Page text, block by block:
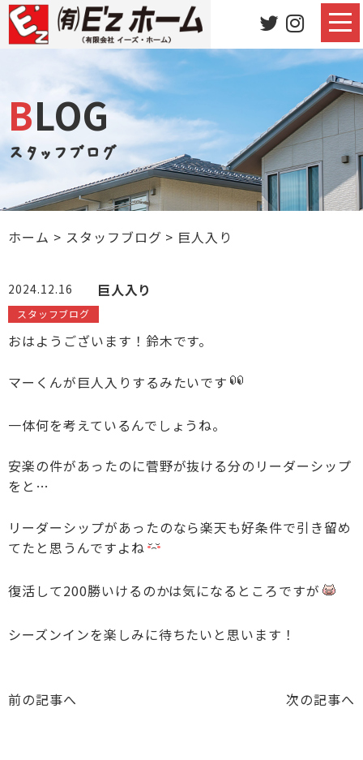
BLOG
スタッフブログ
ホーム > スタッフブログ > 巨人入り
2024.12.16 巨人入り
スタッフブログ
おはようございます！鈴木です。
マーくんが巨人入りするみたいです
一体何を考えているんでしょうね。
安楽の件があったのに菅野が抜ける分のリーダーシップ
をと…
リーダーシップがあったのなら楽天も好条件で引き留め
てたと思うんですよね
復活して200勝いけるのかは気になるところですが
シーズンインを楽しみに待ちたいと思います！
前の記事へ 次の記事へ